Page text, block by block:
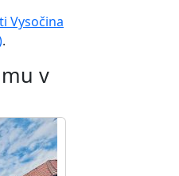
Vysočina
.
v